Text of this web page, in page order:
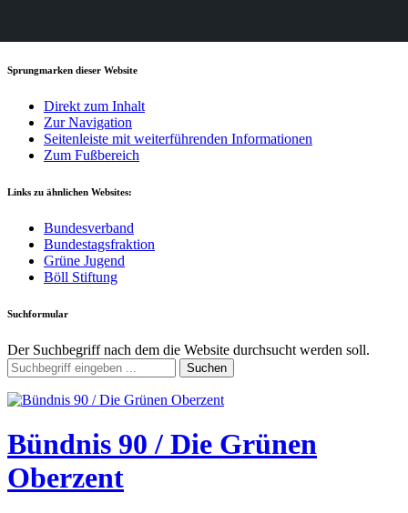
Sprungmarken dieser Website
Direkt zum Inhalt
Zur Navigation
Seitenleiste mit weiterführenden Informationen
Zum Fußbereich
Links zu ähnlichen Websites:
Bundesverband
Bundestagsfraktion
Grüne Jugend
Böll Stiftung
Suchformular
Der Suchbegriff nach dem die Website durchsucht werden soll.
Suchen
Bündnis 90 / Die Grünen
Oberzent